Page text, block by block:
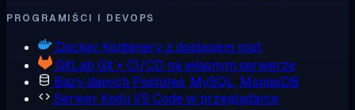
PROGRAMIŚCI I DEVOPS
Docker Kontenery z dostępem root
GitLab Git + CI/CD na własnym serwerze
Bazy danych Postgres, MySQL, MongoDB
Serwer Kodu VS Code w przeglądarce